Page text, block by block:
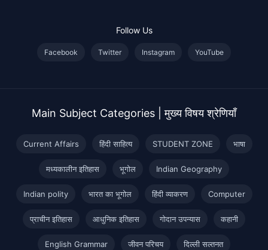
Follow Us
Facebook Twitter Instagram YouTube
Main Subject Categories | मुख्य विषय श्रेणियाँ
Current Affairs हिंदी साहित्य STUDENT ZONE भाषा
मध्यकालीन इतिहास भूगोल Indian Geography
Indian polity भारत का भूगोल हिंदी व्याकरण Computer
प्राचीन इतिहास आधुनिक इतिहास गोदान उपन्यास कहानी
English Grammar जीवन परिचय दिल्ली सल्तनत